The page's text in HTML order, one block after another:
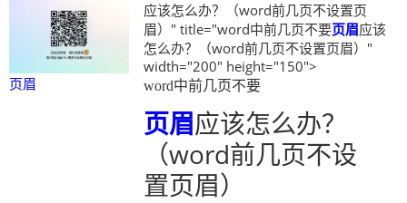
页眉
应该怎么办？（word前几页不设置页
眉）" title="word中前几页不要页眉应该
怎么办？（word前几页不设置页眉）"
width="200" height="150">
word中前几页不要
页眉应该怎么办？
（word前几页不设
置页眉）